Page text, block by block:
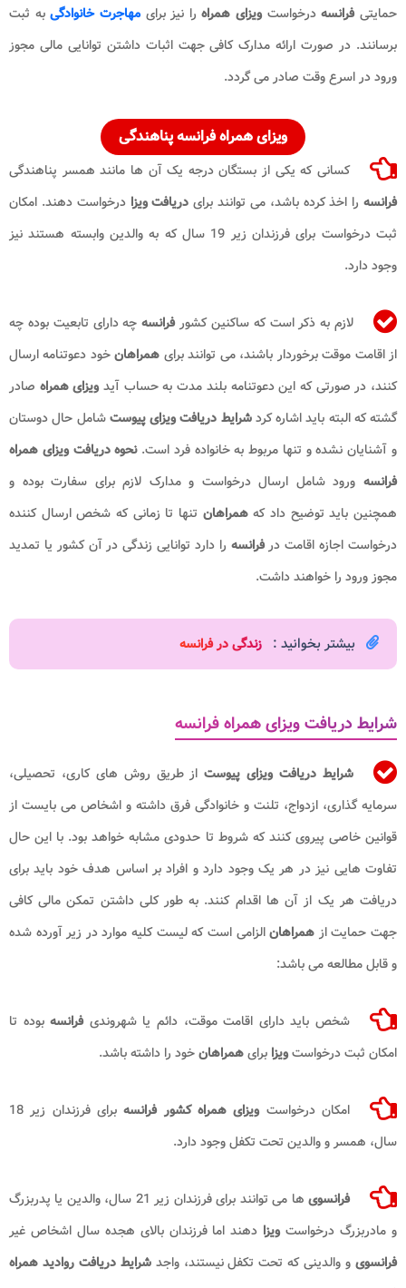
حمایتیفرانسهدرخواست ویزای همراه را نیز برایمهاجرت خانوادگیبه ثبت
برسانند. در صورت ارائه مدارک کافی جهت اثبات داشتن توانایی مالی مجوز
ورود در اسرع وقت صادر می گردد.
ویزای همراه فرانسه پناهندگی
کسانی که یکی از بستگان درجه یک آن ها مانند همسر پناهندگی
فرانسه را اخذ کرده باشد، می توانند برای دریافت ویزادرخواست دهند. امکان
ثبت درخواست برای فرزندان زیر 19 سال که به والدین وابسته هستند نیز
وجود دارد.
لازم به ذکر است که ساکنین کشورفرانسه چه دارای تابعیت بوده چه
از اقامت موقت برخوردار باشند، می توانند برای همراهانخود دعوتنامه ارسال
کنند، در صورتی که این دعوتنامه بلند مدت به حساب آید ویزای همراه صادر
گشته که البته باید اشاره کردشرایط دریافت ویزای پیوستشامل حال دوستان
و آشنایان نشده و تنها مربوط به خانواده فرد است.نحوه دریافت ویزای همراه
فرانسه ورود شامل ارسال درخواست و مدارک لازم برای سفارت بوده و
همچنین باید توضیح داد کههمراهان تنها تا زمانی که شخص ارسال کننده
درخواست اجازه اقامت درفرانسه را دارد توانایی زندگی در آن کشور یا تمدید
مجوز ورود را خواهند داشت.
بیشتر بخوانید : زندگی در فرانسه​
شرایط دریافت ویزای همراه فرانسه
شرایط دریافت ویزای پیوستاز طریق روش های کاری، تحصیلی،
سرمایه گذاری، ازدواج، تلنت و خانوادگی فرق داشته و اشخاص می بایست از
قوانین خاصی پیروی کنند که شروط تا حدودی مشابه خواهد بود. با این حال
تفاوت هایی نیز در هر یک وجود دارد و افراد بر اساس هدف خود باید برای
دریافت هر یک از آن ها اقدام کنند. به طور کلی داشتن تمکن مالی کافی
جهت حمایت از همراهانالزامی است که لیست کلیه موارد در زیر آورده شده
و قابل مطالعه می باشد:
شخص باید دارای اقامت موقت، دائم یا شهروندیفرانسهبوده تا
امکان ثبت درخواستویزا برایهمراهانخود را داشته باشد.
امکان درخواست ویزای همراه کشور فرانسه
برای فرزندان زیر 18
سال، همسر و والدین تحت تکفل وجود دارد.
فرانسوی
ها می توانند برای فرزندان زیر 21 سال، والدین یا پدربزرگ
و مادربزرگ درخواست ویزا دهند اما فرزندان بالای هجده سال اشخاص غیر
فرانسویو والدینی که تحت تکفل نیستند، واجدشرایط دریافت روادید همراه